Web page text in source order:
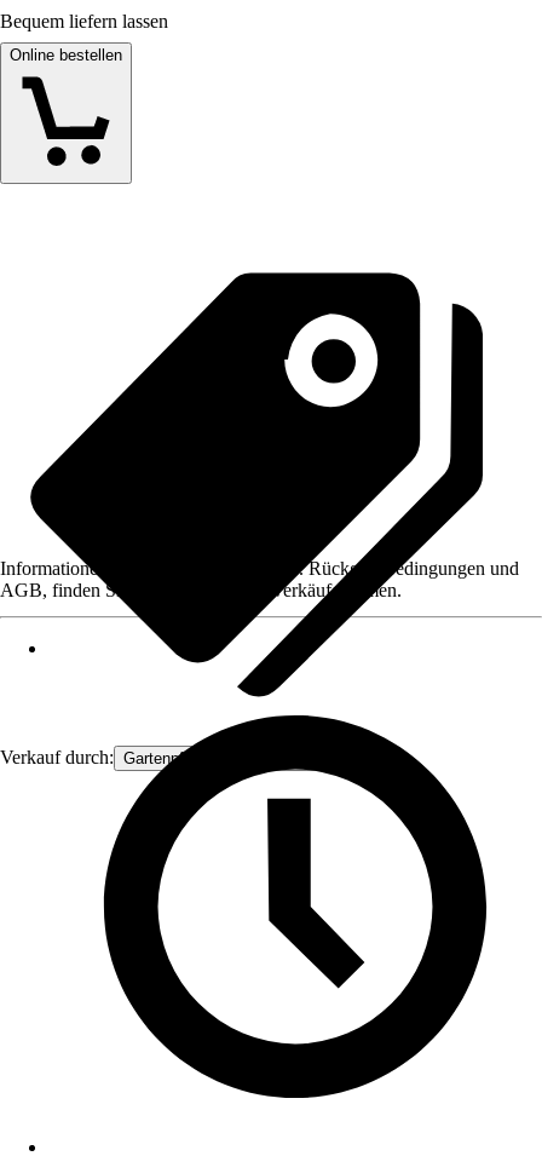
Bequem liefern lassen
Online bestellen
Verkauf durch: Gartenpflanzen Ammerland
Informationen des Verkäufers, wie z. B. Rückgabebedingungen und
AGB, finden Sie bei Klick auf den Verkäufernamen.